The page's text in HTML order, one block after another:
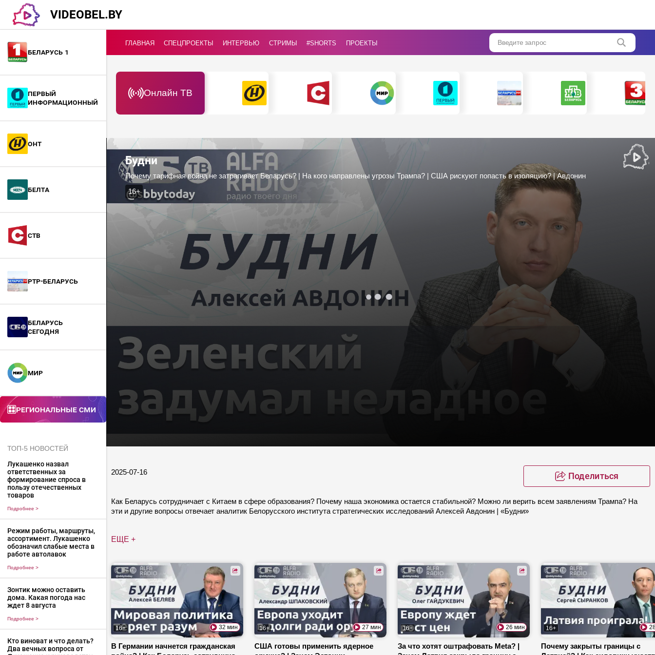
VIDEOBEL.BY
Беларусь 1
Первый
информационный
ОНТ
БелТА
СТВ
РТР-Беларусь
БЕЛАРУСЬ
СЕГОДНЯ
МИР
Региональные СМИ
ТОП-5 НОВОСТЕЙ
Лукашенко назвал
ответственных за
формирование спроса в
пользу отечественных
товаров
Подробнее >
Режим работы, маршруты,
ассортимент. Лукашенко
обозначил слабые места в
работе автолавок
Подробнее >
Зонтик можно оставить
дома. Какая погода нас
ждет 8 августа
Подробнее >
Кто виноват и что делать?
Два вечных вопроса от
ГЛАВНАЯ СПЕЦПРОЕКТЫ ИНТЕРВЬЮ СТРИМЫ #Shorts ПРОЕКТЫ Введите запрос
Онлайн ТВ
Будни
Почему тарифная война не затрагивает Беларусь? | На кого направлены угрозы Трампа? | США рискуют попасть в изоляцию? | Авдонин
16+
2025-07-16 Поделиться
Как Беларусь сотрудничает с Китаем в сфере образования? Почему наша экономика остается стабильной? Можно ли верить всем заявлениям Трампа? На
эти и другие вопросы отвечает аналитик Белорусского института стратегических исследований Алексей Авдонин | «Будни»
ЕЩЕ +
16+ 32 мин
В Германии начнется гражданская
16+ 27 мин
США готовы применить ядерное
16+ 26 мин
За что хотят оштрафовать Meta? |
16+
Почему закрыты границы с